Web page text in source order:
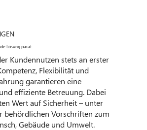
Kundennutzen stets an erster
Flexibilität und
garantieren eine
effiziente Betreuung. Dabei
Wert auf Sicherheit – unter
behördlichen Vorschriften zum
Gebäude und Umwelt.
Lösung parat.